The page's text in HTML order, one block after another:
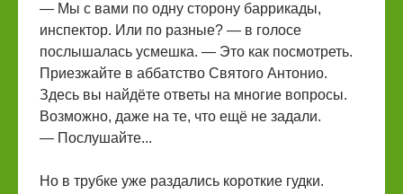
— Мы с вами по одну сторону баррикады,
инспектор. Или по разные? — в голосе
послышалась усмешка. — Это как посмотреть.
Приезжайте в аббатство Святого Антонио.
Здесь вы найдёте ответы на многие вопросы.
Возможно, даже на те, что ещё не задали.
— Послушайте...
Но в трубке уже раздались короткие гудки.